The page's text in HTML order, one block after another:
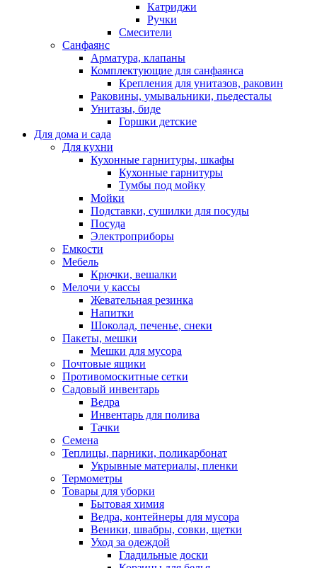
Катриджи
Ручки
Смесители
Санфаянс
Арматура, клапаны
Комплектующие для санфаянса
Крепления для унитазов, раковин
Раковины, умывальники, пьедесталы
Унитазы, биде
Горшки детские
Для дома и сада
Для кухни
Кухонные гарнитуры, шкафы
Кухонные гарнитуры
Тумбы под мойку
Мойки
Подставки, сушилки для посуды
Посуда
Электроприборы
Емкости
Мебель
Крючки, вешалки
Мелочи у кассы
Жевательная резинка
Напитки
Шоколад, печенье, снеки
Пакеты, мешки
Мешки для мусора
Почтовые ящики
Противомоскитные сетки
Садовый инвентарь
Ведра
Инвентарь для полива
Тачки
Семена
Теплицы, парники, поликарбонат
Укрывные материалы, пленки
Термометры
Товары для уборки
Бытовая химия
Ведра, контейнеры для мусора
Веники, швабры, совки, щетки
Уход за одеждой
Гладильные доски